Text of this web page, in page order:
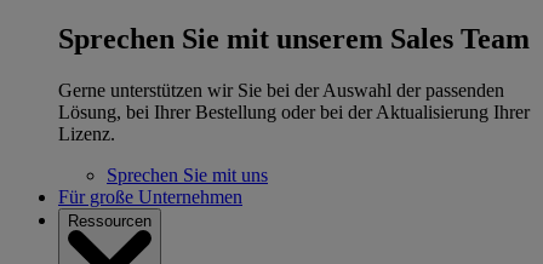
Sprechen Sie mit unserem Sales Team
Gerne unterstützen wir Sie bei der Auswahl der passenden
Lösung, bei Ihrer Bestellung oder bei der Aktualisierung Ihrer
Lizenz.
Sprechen Sie mit uns
Für große Unternehmen
Ressourcen